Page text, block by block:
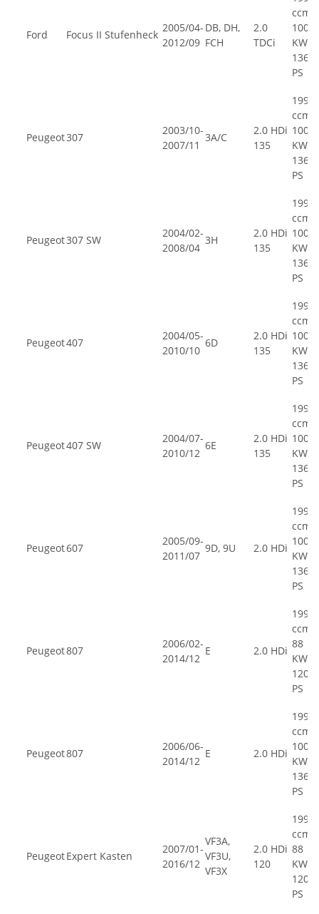
Ford Focus II Stufenheck
2005/04-
2012/09
DB, DH,
FCH
2.0
TDCi
ccm,
100
KW,
136
PS
Peugeot307
2003/10-
2007/11
3A/C
2.0 HDi
135
1997
ccm,
100
KW,
136
PS
Peugeot307 SW
2004/02-
2008/04
3H
2.0 HDi
135
1997
ccm,
100
KW,
136
PS
Peugeot407
2004/05-
2010/10
6D
2.0 HDi
135
1997
ccm,
100
KW,
136
PS
Peugeot407 SW
2004/07-
2010/12
6E
2.0 HDi
135
1997
ccm,
100
KW,
136
PS
Peugeot607
2005/09-
2011/07
9D, 9U 2.0 HDi
1997
ccm,
100
KW,
136
PS
Peugeot807
2006/02-
2014/12
E 2.0 HDi
1997
ccm,
88
KW,
120
PS
Peugeot807
2006/06-
2014/12
E 2.0 HDi
1997
ccm,
100
KW,
136
PS
PeugeotExpert Kasten
2007/01-
2016/12
VF3A,
VF3U,
VF3X
2.0 HDi
120
1997
ccm,
88
KW,
120
PS